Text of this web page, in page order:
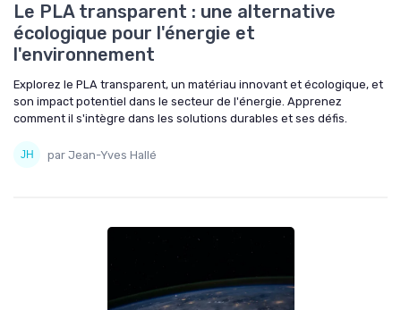
Le PLA transparent : une alternative
écologique pour l'énergie et
l'environnement
Explorez le PLA transparent, un matériau innovant et écologique, et
son impact potentiel dans le secteur de l'énergie. Apprenez
comment il s'intègre dans les solutions durables et ses défis.
par Jean-Yves Hallé